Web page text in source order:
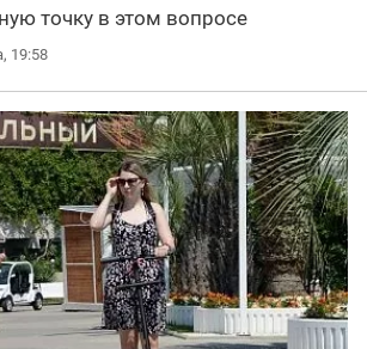
точку в этом вопросе
19:58